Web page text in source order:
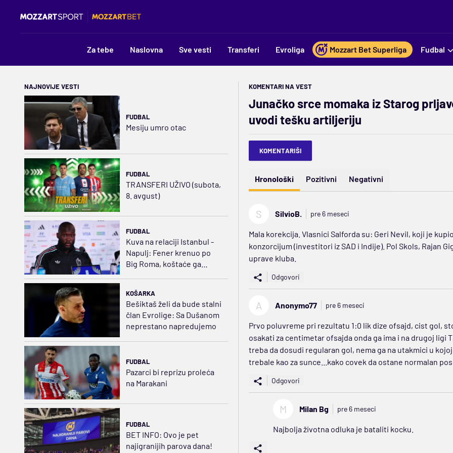
Za tebe Naslovna Sve vesti Transferi Evroliga Mozzart Bet Superliga Fudbal
NAJNOVIJE VESTI
FUDBAL
Mesiju umro otac
FUDBAL
TRANSFERI UŽIVO (subota,
8. avgust)
FUDBAL
Kuva na relaciji Istanbul -
Napulj: Fener krenuo po
Big Roma, koštaće ga
KOŠARKA
Bešiktaš želi da bude stalni
član Evrolige: Sa Dušanom
neprestano napredujemo
FUDBAL
Pazarci bi reprizu proleća
na Marakani
FUDBAL
BET INFO: Ovo je pet
najigranijih parova dana!
KOMENTARI NA VEST
Junačko srce momaka iz Starog
uvodi tešku artiljeriju
KOMENTARIŠI
Hronološki Pozitivni Negativni
S SilvioB. pre 6 meseci
Mala korekcija. Vlasnici Salforda su: Geri Nevil, koji je
konzorcijum (investitori iz SAD i Indije). Pol Skols, Rajan
uprave kluba.
Odgovori
A Anonymo77 pre 6 meseci
Prvo poluvreme pri rezultatu 1:0 lik dize ofsajd, cist gol,
osakati za centimetar ofsajda onda ga ima i na drugoj ligi
treba da dosudi regularan gol, nema ga na utakmici u
trebale kao za sunce...kako covek da ostane normalan
Odgovori
M Milan Bg pre 6 meseci
Najbolja životna odluka je bataliti kocku.